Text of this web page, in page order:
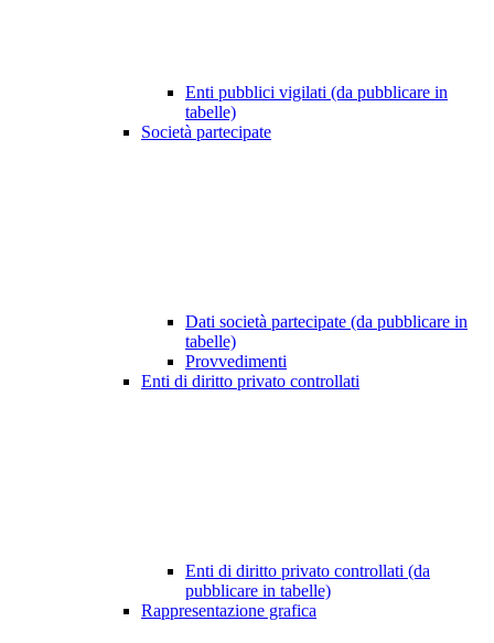
Enti pubblici vigilati (da pubblicare in
tabelle)
Società partecipate
Dati società partecipate (da pubblicare in
tabelle)
Provvedimenti
Enti di diritto privato controllati
Enti di diritto privato controllati (da
pubblicare in tabelle)
Rappresentazione grafica